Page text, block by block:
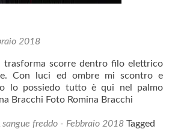
2018
trasforma scorre dentro filo elettrico
Con luci ed ombre mi scontro e
lo possiedo tutto è qui nel palmo
Bracchi Foto Romina Bracchi
sangue freddo - Febbraio 2018 Tagged